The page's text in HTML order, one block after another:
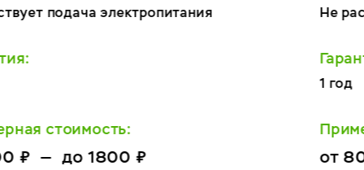
Не распознает кофе
Примерная стоимость:
от 800 ₽ — до 2800 ₽